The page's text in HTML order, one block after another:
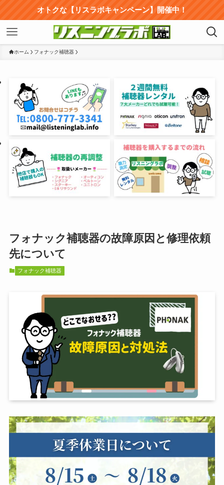
オトクな【リスラボキャンペーン】開催中！
ホーム フォナック補聴器
フォナック補聴器の故障原因と修理依頼
先について
フォナック補聴器